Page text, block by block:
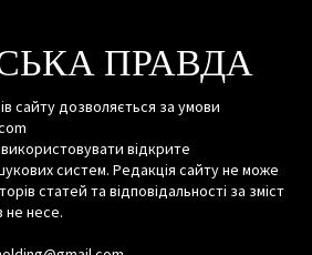
ПРАВДА
сайту дозволяється за умови
відкрите
систем. Редакція сайту не може
статей та відповідальності за зміст
не несе.